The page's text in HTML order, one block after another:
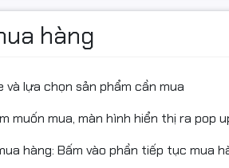
#hopmucmayin #hopmuc
hàng
và lựa chọn sản phẩm cần mua
muốn mua, màn hình hiển thị ra pop
hàng: Bấm vào phần tiếp tục mua